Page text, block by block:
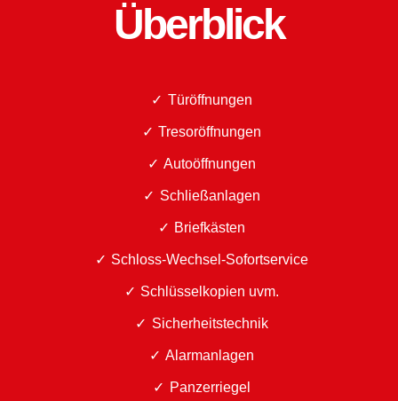
Überblick
Türöffnungen
Tresoröffnungen
Autoöffnungen
Schließanlagen
Briefkästen
Schloss-Wechsel-Sofortservice
Schlüsselkopien uvm.
Sicherheitstechnik
Alarmanlagen
Panzerriegel